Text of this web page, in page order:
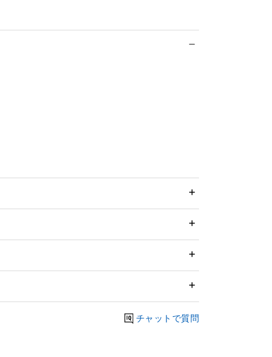
チャットで質問